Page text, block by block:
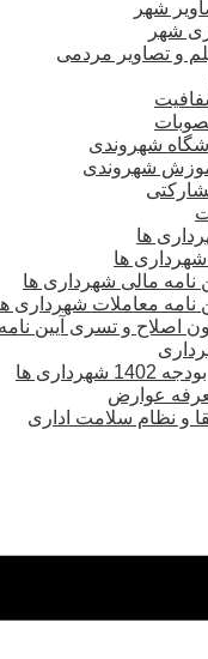
شهر
شهر
و تصاویر مردمی
شهروندی
شهروندی
ها
شهرداری ها
نامه مالی شهرداری ها
نامه معاملات شهرداری
اصلاح و تسری آیین
شهرداری ها
عوارض
و نظام سلامت اداری